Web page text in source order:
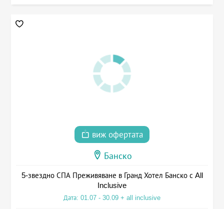
виж офертата
Банско
5-звездно СПА Преживяване в Гранд Хотел Банско с All
Inclusive
Дата: 01.07 - 30.09 + all inclusive